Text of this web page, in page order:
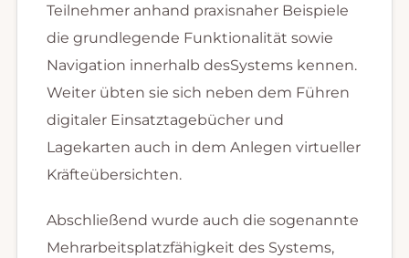
Teilnehmer anhand praxisnaher Beispiele
die grundlegende Funktionalität sowie
Navigation innerhalb desSystems kennen.
Weiter übten sie sich neben dem Führen
digitaler Einsatztagebücher und
Lagekarten auch in dem Anlegen virtueller
Kräfteübersichten.
Abschließend wurde auch die sogenannte
Mehrarbeitsplatzfähigkeit des Systems,